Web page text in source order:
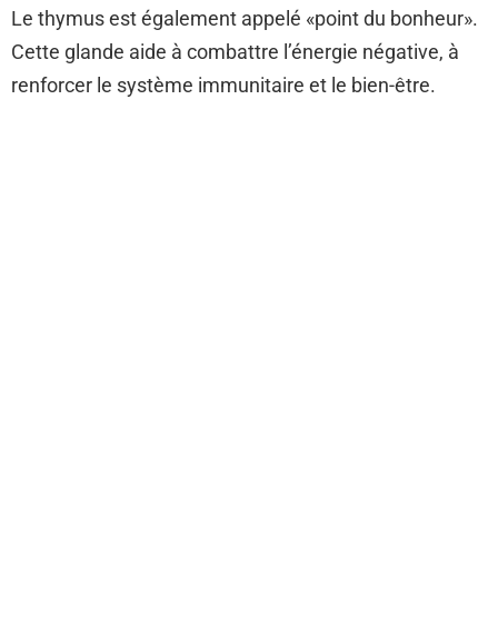
Le thymus est également appelé «point du bonheur».
Cette glande aide à combattre l’énergie négative, à
renforcer le système immunitaire et le bien-être.